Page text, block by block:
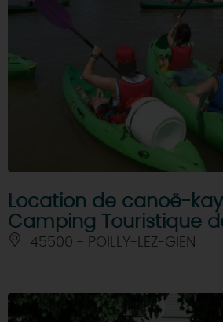
Location de canoë-
Camping Touristique
45500 - POILLY-LEZ-GIEN